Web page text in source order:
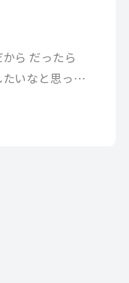
ら だったら
たいなと思って
す。 小さ